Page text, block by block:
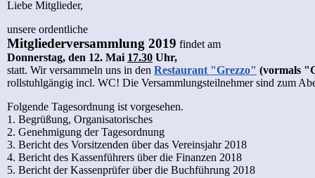
Liebe Mitglieder,
unsere ordentliche
Mitgliederversammlung 2019 findet am
Donnerstag, den 12. Mai 17.30 Uhr,
statt. Wir versammeln uns in den Restaurant "Grezzo" (vormals
rollstuhlgängig incl. WC! Die Versammlungsteilnehmer sind zum
Folgende Tagesordnung ist vorgesehen.
1. Begrüßung, Organisatorisches
2. Genehmigung der Tagesordnung
3. Bericht des Vorsitzenden über das Vereinsjahr 2018
4. Bericht des Kassenführers über die Finanzen 2018
5. Bericht der Kassenprüfer über die Buchführung 2018